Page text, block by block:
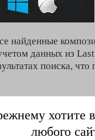
найденные
данных из
поиска,
хотите
любого